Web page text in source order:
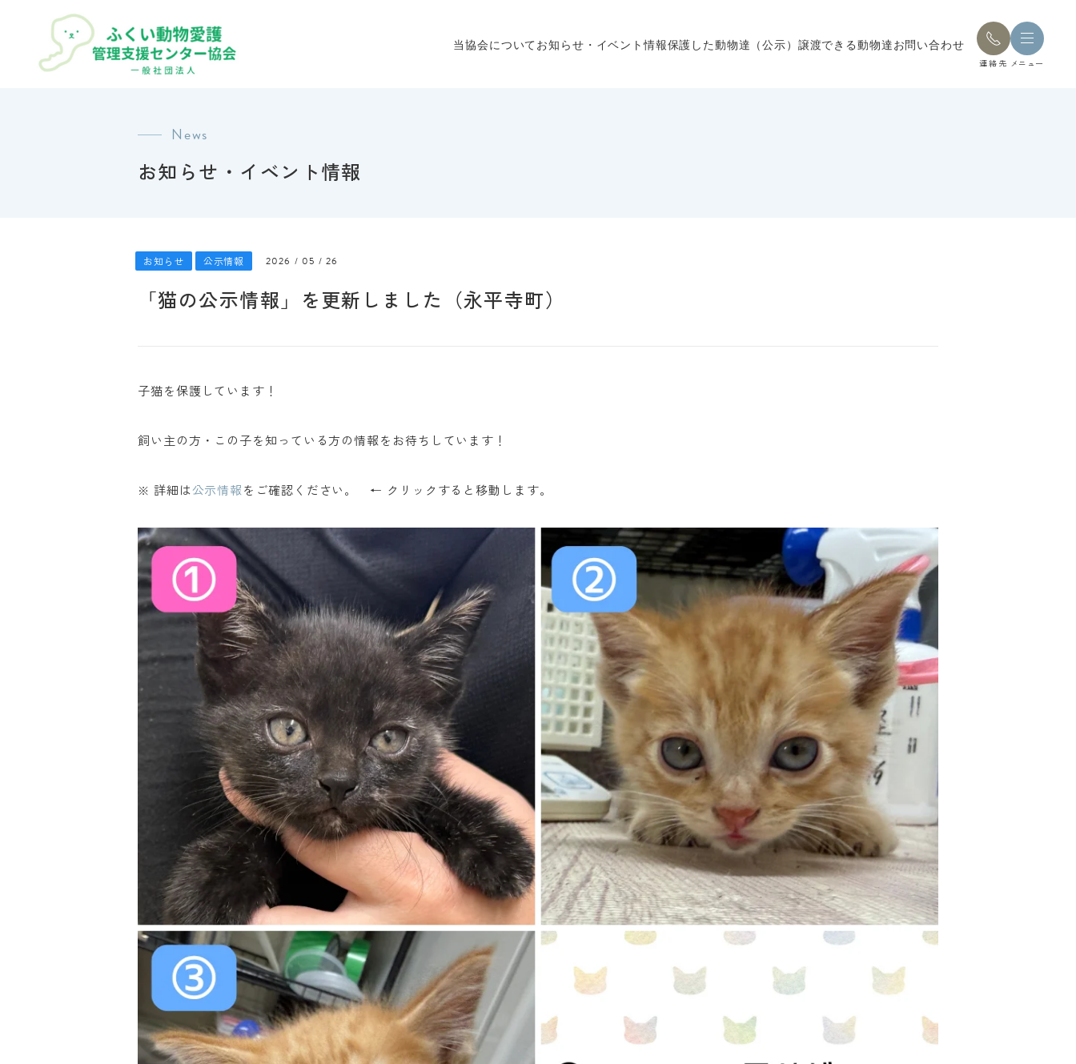
当協会についてお知らせ・イベント情報保護した動物達（公示） 譲渡できる動物達お問い合わせ
連絡先 メニュー
News
お知らせ・イベント情報
お知らせ 公示情報 2026 / 05 / 26
「猫の公示情報」を更新しました（永平寺町）
子猫を保護しています！
飼い主の方・この子を知っている方の情報をお待ちしています！
※ 詳細は公示情報をご確認ください。 ← クリックすると移動します。